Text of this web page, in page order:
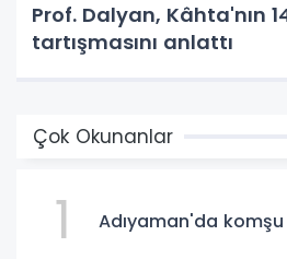
Prof. Dalyan, Kâhta'nın
tartışmasını anlattı
Çok Okunanlar
1 Adıyaman'da